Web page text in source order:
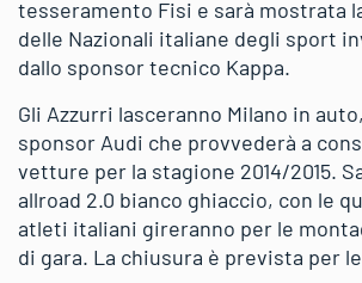
tesseramento Fisi e sarà mostrata
delle Nazionali italiane degli sport
dallo sponsor tecnico Kappa.
Gli Azzurri lasceranno Milano in
sponsor Audi che provvederà a
vetture per la stagione 2014/2015.
allroad 2.0 bianco ghiaccio, con le
atleti italiani gireranno per le
di gara. La chiusura è prevista per